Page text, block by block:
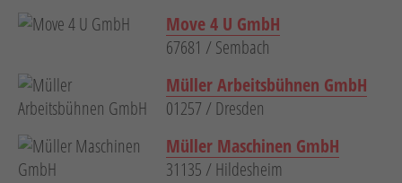
Move 4 U GmbH
67681 / Sembach
Müller Arbeitsbühnen GmbH
01257 / Dresden
Müller Maschinen GmbH
31135 / Hildesheim